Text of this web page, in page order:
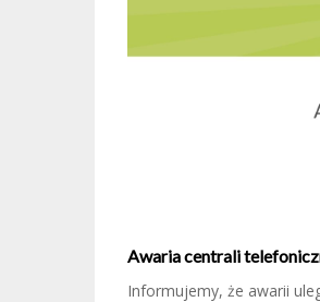
Awaria centrali
Informujemy, że awarii